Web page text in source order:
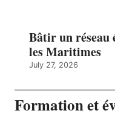
Bâtir un réseau
les Maritimes
July 27, 2026
Formation et